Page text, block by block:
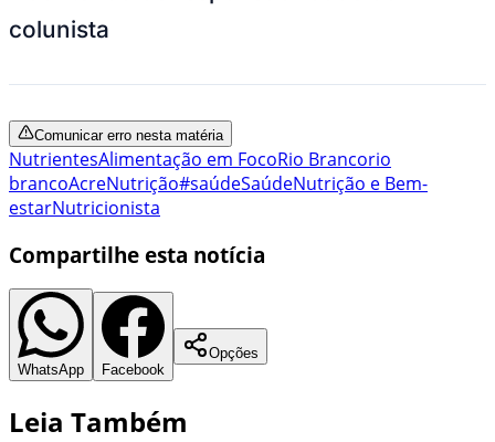
colunista
Comunicar erro nesta matéria
NutrientesAlimentação em FocoRio Brancorio
brancoAcreNutrição#saúdeSaúdeNutrição e Bem-
estarNutricionista
Compartilhe esta notícia
WhatsApp Facebook
Opções
Leia Também